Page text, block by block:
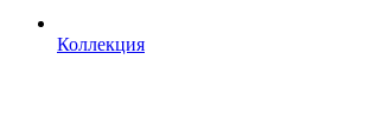
Коллекция